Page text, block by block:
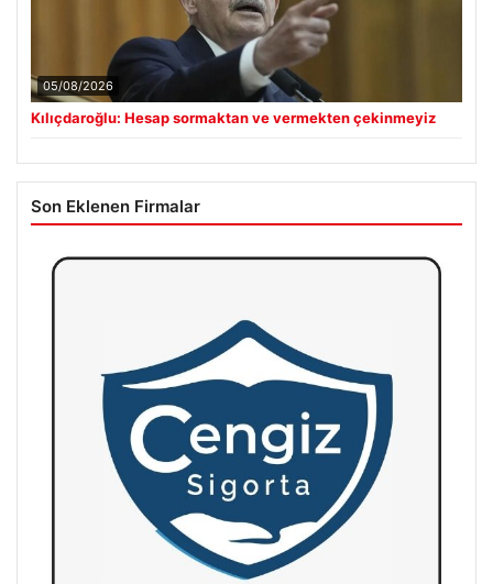
05/08/2026
Kılıçdaroğlu: Hesap sormaktan ve vermekten çekinmeyiz
Son Eklenen Firmalar